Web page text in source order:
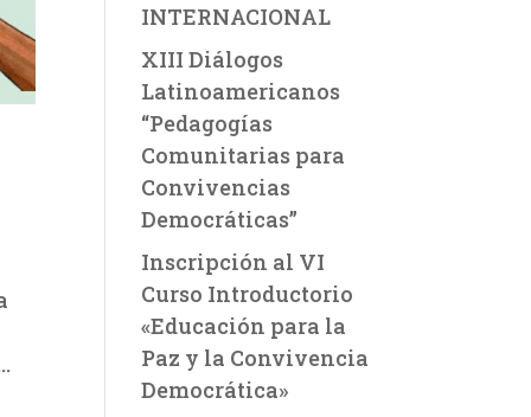
INTERNACIONAL
XIII Diálogos
Latinoamericanos
“Pedagogías
Comunitarias para
Convivencias
Democráticas”
Inscripción al VI
Curso Introductorio
«Educación para la
Paz y la Convivencia
Democrática»